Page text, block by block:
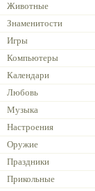
Животные
Знаменитости
Игры
Компьютеры
Календари
Любовь
Музыка
Настроения
Оружие
Праздники
Прикольные